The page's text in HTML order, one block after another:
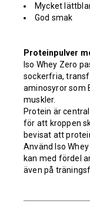
Mycket
God smak
Proteinpulver
Iso Whey Zero
sockerfria,
aminosyror som
muskler.
Protein är
för att kroppen
bevisat att
Använd Iso
kan med fördel
även på